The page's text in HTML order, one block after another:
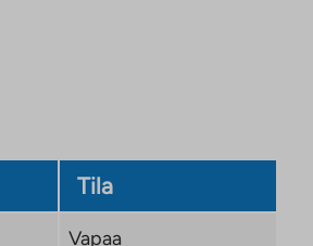
Tila
Vapaa